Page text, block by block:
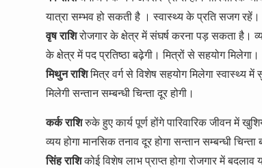
यात्रा सम्भव हो सकती है । स्वास्थ्य के प्रति सजग रहें।
वृष राशिरोजगार के क्षेत्र में संघर्ष करना पड़ सकता है।
के क्षेत्र में पद प्रतिष्ठा बढ़ेगी। मित्रों से सहयोग मिलेगा।
मिथुन राशिमित्र वर्ग से विशेष सहयोग मिलेगा स्वास्थ्य में
मिलेगी सन्तान सम्बन्धी चिन्ता दूर होगी।
कर्क राशिरुके हुए कार्य पूर्ण होंगे पारिवारिक जीवन में
व्यय होगा मानसिक तनाव दूर होगा सन्तान सम्बन्धी चिन्ता
सिंह राशिकोई विशेष लाभ प्राप्त होगा रोजगार में बदलाव